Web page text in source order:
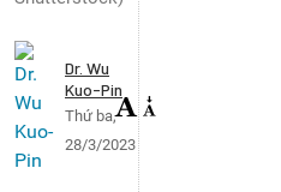
Dr. Wu
Kuo-Pin
Thứ ba,
28/3/2023